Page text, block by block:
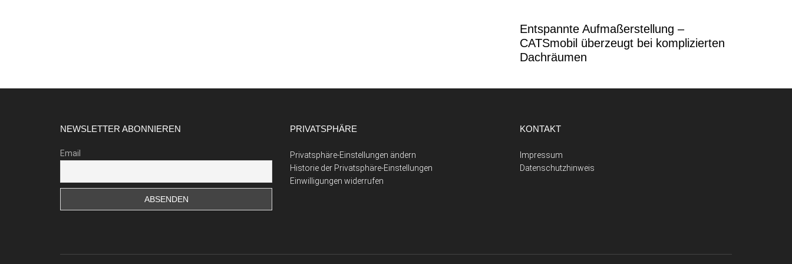
Entspannte Aufmaßerstellung –
CATSmobil überzeugt bei komplizierten
Dachräumen
NEWSLETTER ABONNIEREN
Email
PRIVATSPHÄRE
Privatsphäre-Einstellungen ändern
Historie der Privatsphäre-Einstellungen
Einwilligungen widerrufen
KONTAKT
Impressum
Datenschutzhinweis